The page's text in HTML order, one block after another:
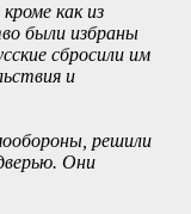
как из
были избраны
сбросили им
и
решили
Они